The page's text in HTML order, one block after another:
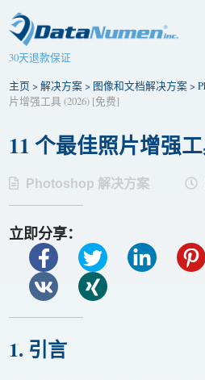
30天退款保证
主页 >解决方案> 图像和文档解决方案>
片增强工具 (2026) [免费]
11 个最佳照片增强
Photoshop 解决方案
立即分享：
1. 引言